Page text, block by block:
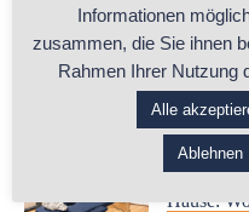
RELATED POSTS
Hause:
Informationen
zusammen, die Sie ihnen
Rahmen Ihrer Nutzung
Alle
Ablehnen